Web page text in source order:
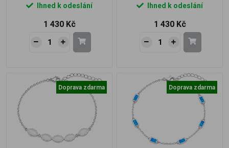
Ihned k odeslání
1 430 Kč
Ihned k odeslání
1 430 Kč
Doprava zdarma Doprava zdarma